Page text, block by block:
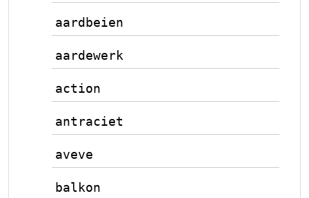
aardbeien
aardewerk
action
antraciet
aveve
balkon